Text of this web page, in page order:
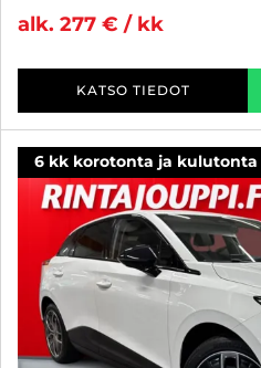
alk. 277 € / kk
KATSO TIEDOT
6 kk korotonta ja kulutonta